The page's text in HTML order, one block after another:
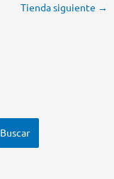
Tienda siguiente →
Buscar